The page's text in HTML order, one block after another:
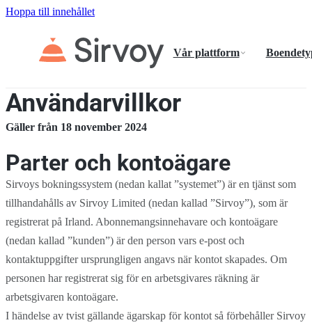
Hoppa till innehållet
Vår plattform
Användarvillkor
Gäller från 18 november 2024
Parter och kontoägare
Sirvoys bokningssystem (nedan kallat ”systemet”) är en tjänst som
tillhandahålls av Sirvoy Limited (nedan kallad ”Sirvoy”), som är
registrerat på Irland. Abonnemangsinnehavare och kontoägare
(nedan kallad ”kunden”) är den person vars e-post och
kontaktuppgifter ursprungligen angavs när kontot skapades. Om
personen har registrerat sig för en arbetsgivares räkning är
arbetsgivaren kontoägare.
I händelse av tvist gällande ägarskap för kontot så förbehåller Sirvoy